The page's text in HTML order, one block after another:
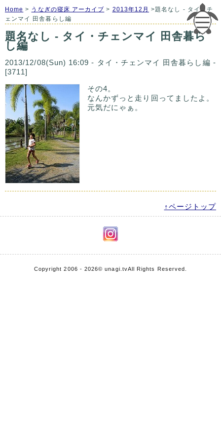
Home > うなぎの寝床 アーカイブ > 2013年12月 >題名なし - タイ・チ
ェンマイ 田舎暮らし編
題名なし - タイ・チェンマイ 田舎暮ら
し編
2013/12/08(Sun) 16:09 - タイ・チェンマイ 田舎暮らし編 -
[3711]
その4。
なんかずっと走り回ってましたよ。
元気だにゃぁ。
↑ページトップ
Copyright 2006 - 2026© unagi.tvAll Rights Reserved.